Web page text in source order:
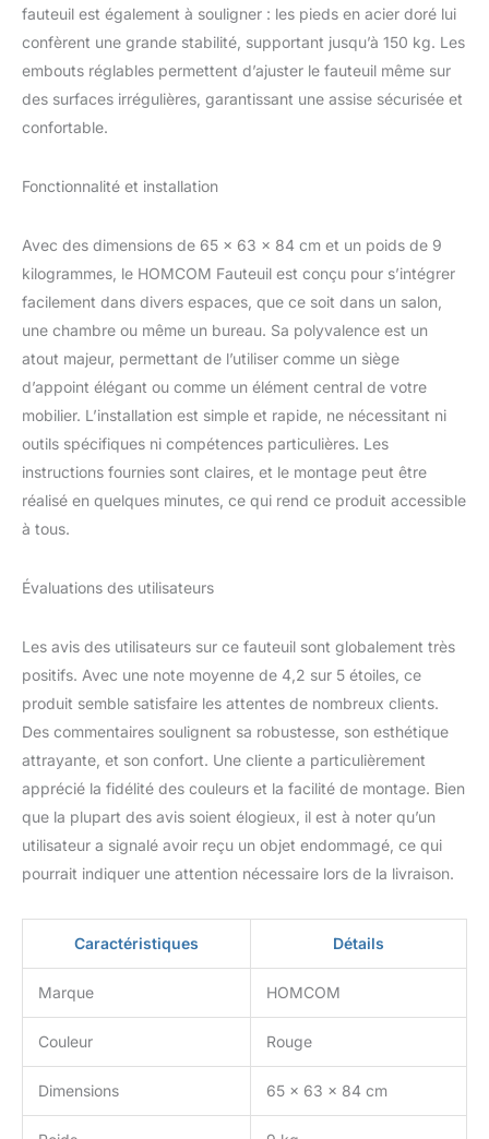
l'assise : 62 x 49 x 43
cm. Capacité de poids :
150 kg
fauteuil est également à souligner : les pieds en acier doré lui
confèrent une grande stabilité, supportant jusqu’à 150 kg. Les
embouts réglables permettent d’ajuster le fauteuil même sur
des surfaces irrégulières, garantissant une assise sécurisée et
confortable.
Fonctionnalité et installation
Avec des dimensions de 65 x 63 x 84 cm et un poids de 9
kilogrammes, le HOMCOM Fauteuil est conçu pour s’intégrer
facilement dans divers espaces, que ce soit dans un salon,
une chambre ou même un bureau. Sa polyvalence est un
atout majeur, permettant de l’utiliser comme un siège
d’appoint élégant ou comme un élément central de votre
mobilier. L’installation est simple et rapide, ne nécessitant ni
outils spécifiques ni compétences particulières. Les
instructions fournies sont claires, et le montage peut être
réalisé en quelques minutes, ce qui rend ce produit accessible
à tous.
Évaluations des utilisateurs
Les avis des utilisateurs sur ce fauteuil sont globalement très
positifs. Avec une note moyenne de 4,2 sur 5 étoiles, ce
produit semble satisfaire les attentes de nombreux clients.
Des commentaires soulignent sa robustesse, son esthétique
attrayante, et son confort. Une cliente a particulièrement
apprécié la fidélité des couleurs et la facilité de montage. Bien
que la plupart des avis soient élogieux, il est à noter qu’un
utilisateur a signalé avoir reçu un objet endommagé, ce qui
pourrait indiquer une attention nécessaire lors de la livraison.
Caractéristiques Détails
Marque HOMCOM
Couleur Rouge
Dimensions 65 x 63 x 84 cm